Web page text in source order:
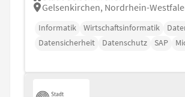
Gelsenkirchen, Nordrhein-
Informatik Wirtschaftsinformatik
Datensicherheit
Datenschutz SAP